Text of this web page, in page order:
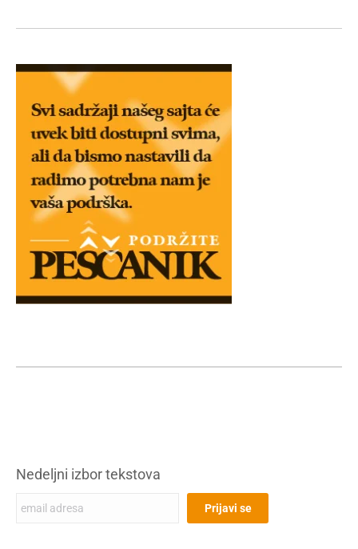
Nedeljni izbor tekstova